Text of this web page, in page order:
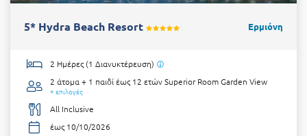
5* Hydra Beach Resort Ερμιόνη
2 Ημέρες (1 Διανυκτέρευση)
2 άτομα + 1 παιδί έως 12 ετώνSuperior Room Garden View
+ επιλογές
All Inclusive
έως 10/10/2026